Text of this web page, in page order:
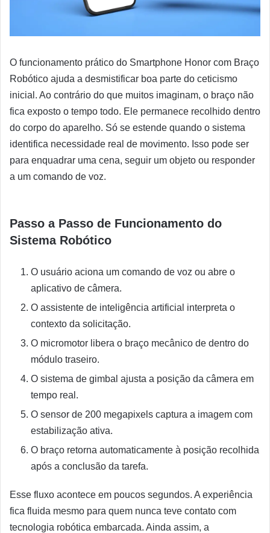
O funcionamento prático do Smartphone Honor com Braço
Robótico ajuda a desmistificar boa parte do ceticismo
inicial. Ao contrário do que muitos imaginam, o braço não
fica exposto o tempo todo. Ele permanece recolhido dentro
do corpo do aparelho. Só se estende quando o sistema
identifica necessidade real de movimento. Isso pode ser
para enquadrar uma cena, seguir um objeto ou responder
a um comando de voz.
Passo a Passo de Funcionamento do
Sistema Robótico
O usuário aciona um comando de voz ou abre o
aplicativo de câmera.
O assistente de inteligência artificial interpreta o
contexto da solicitação.
O micromotor libera o braço mecânico de dentro do
módulo traseiro.
O sistema de gimbal ajusta a posição da câmera em
tempo real.
O sensor de 200 megapixels captura a imagem com
estabilização ativa.
O braço retorna automaticamente à posição recolhida
após a conclusão da tarefa.
Esse fluxo acontece em poucos segundos. A experiência
fica fluida mesmo para quem nunca teve contato com
tecnologia robótica embarcada. Ainda assim, a